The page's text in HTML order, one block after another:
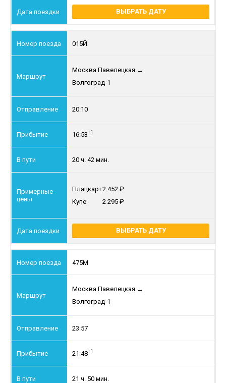
ВЫБРАТЬ ДАТУ
015Й
Москва Павелецкая →
Волгоград-1
20:10
16:53+1
20 ч. 42 мин.
Плацкарт2 452
Купе
2 295
ВЫБРАТЬ ДАТУ
475М
Москва Павелецкая →
Волгоград-1
23:57
21:48+1
21 ч. 50 мин.